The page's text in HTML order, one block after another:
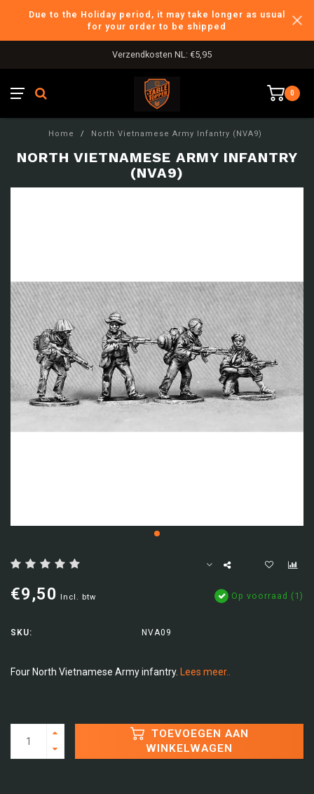
Due to the Holiday period, it may take longer as usual
for your order to be shipped
Verzendkosten NL: €5,95
0
Home / North Vietnamese Army Infantry (NVA9)
NORTH VIETNAMESE ARMY INFANTRY
(NVA9)
€9,50 Incl. btw Op voorraad (1)
SKU: NVA09
Four North Vietnamese Army infantry. Lees meer..
TOEVOEGEN AAN
WINKELWAGEN